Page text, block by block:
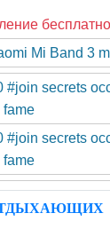
бесплатно
Mi Band 3
#join secrets
fame
#join secrets
fame